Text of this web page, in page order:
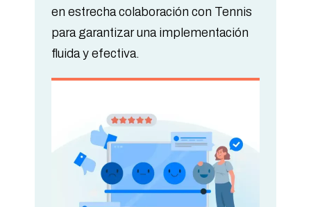
en estrecha colaboración con Tennis
para garantizar una implementación
fluida y efectiva.